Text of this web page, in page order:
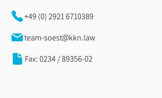
+49 (0) 2921 6710389
team-soest@kkn.law
Fax: 0234 / 89356-02​